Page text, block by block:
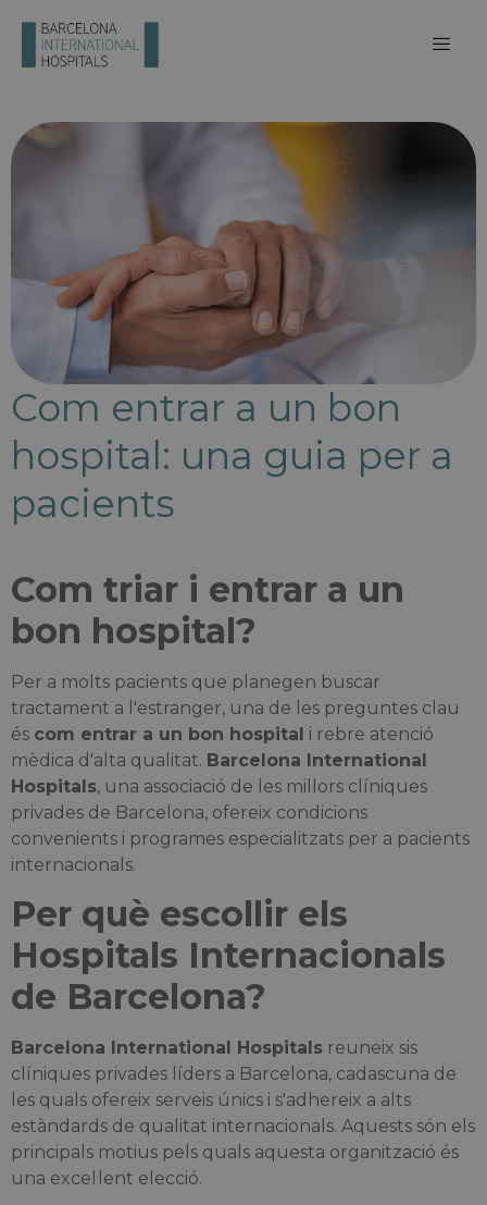
Com entrar a un bon
hospital: una guia per a
pacients
Com triar i entrar a un
bon hospital?
Per a molts pacients que planegen buscar
tractament a l'estranger, una de les preguntes clau
és com entrar a un bon hospital i rebre atenció
mèdica d'alta qualitat. Barcelona International
Hospitals, una associació de les millors clíniques
privades de Barcelona, ofereix condicions
convenients i programes especialitzats per a pacients
internacionals.
Per què escollir els
Hospitals Internacionals
de Barcelona?
Barcelona International Hospitals reuneix sis
clíniques privades líders a Barcelona, cadascuna de
les quals ofereix serveis únics i s'adhereix a alts
estàndards de qualitat internacionals. Aquests són els
principals motius pels quals aquesta organització és
una excel·lent elecció.